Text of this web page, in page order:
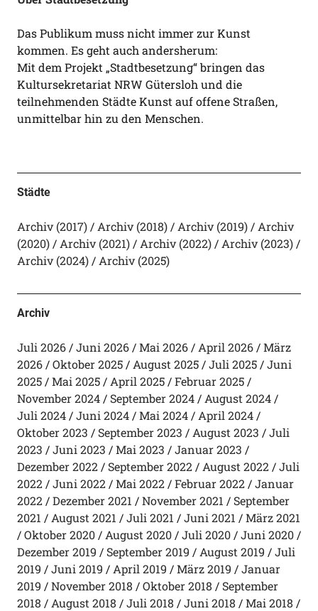
Das Publikum muss nicht immer zur Kunst
kommen. Es geht auch andersherum:
Mit dem Projekt „Stadtbesetzung“ bringen das
Kultursekretariat NRW Gütersloh und die
teilnehmenden Städte Kunst auf offene Straßen,
unmittelbar hin zu den Menschen.
Städte
Archiv (2017) Archiv (2018) Archiv (2019)
Archiv
(2020)
Archiv (2021) Archiv (2022)
Archiv (2023)
Archiv (2024)
Archiv (2025)
Archiv
Juli 2026 Juni 2026 Mai 2026 April 2026
März
2026
Oktober 2025 August 2025 Juli 2025
Juni
2025
Mai 2025 April 2025
Februar 2025
November 2024
September 2024
August 2024
Juli 2024
Juni 2024 Mai 2024
April 2024
Oktober 2023
September 2023 August 2023
Juli
2023
Juni 2023 Mai 2023
Januar 2023
Dezember 2022
September 2022 August 2022
Juli
2022
Juni 2022 Mai 2022 Februar 2022
Januar
2022
Dezember 2021 November 2021
September
2021
August 2021 Juli 2021 Juni 2021
März 2021
Oktober 2020
August 2020 Juli 2020
Juni 2020
Dezember 2019
September 2019 August 2019
Juli
2019
Juni 2019 April 2019 März 2019
Januar
2019
November 2018 Oktober 2018
September
2018
August 2018 Juli 2018 Juni 2018
Mai 2018